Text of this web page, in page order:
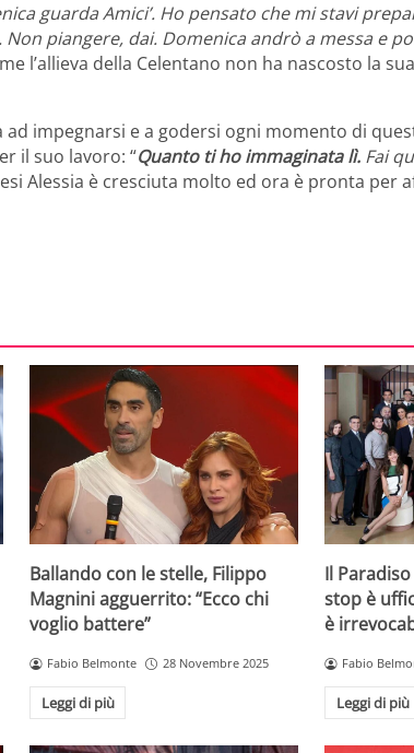
guarda Amici’. Ho pensato che mi stavi
piangere, dai. Domenica andrò a messa e
l’allieva della Celentano non ha nascosto la
ad impegnarsi e a godersi ogni momento di
il suo lavoro: “Quanto ti ho immaginata lì. Fai
Alessia è cresciuta molto ed ora è pronta per
Ballando con le stelle, Filippo
Magnini agguerrito: “Ecco chi
voglio battere”
Fabio Belmonte 28 Novembre 2025
Leggi di più
Il
stop è
è
Fabio
Leggi di più